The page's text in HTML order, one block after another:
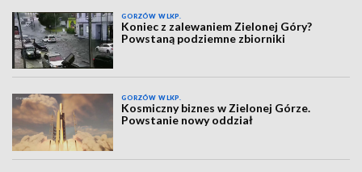
GORZÓW WLKP.
Koniec z zalewaniem Zielonej Góry?
Powstaną podziemne zbiorniki
GORZÓW WLKP.
Kosmiczny biznes w Zielonej Górze.
Powstanie nowy oddział